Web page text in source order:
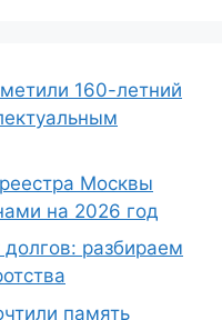
160-летний
Москвы
на 2026 год
долгов: разбираем
память